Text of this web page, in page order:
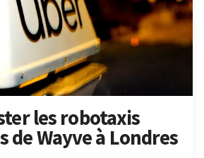
les robotaxis
de Wayve à Londres